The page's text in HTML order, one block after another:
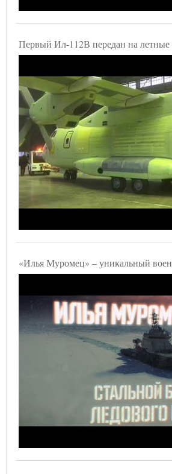
Первый Ил-112В передан на
«Илья Муромец» – уникальный